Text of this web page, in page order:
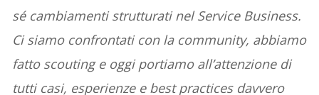
sé cambiamenti strutturati nel Service Business.
Ci siamo confrontati con la community, abbiamo
fatto scouting e oggi portiamo all’attenzione di
tutti casi, esperienze e best practices davvero